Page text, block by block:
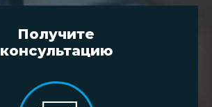
Получите
консультацию